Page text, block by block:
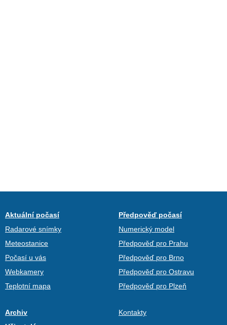
Aktuální počasí
Radarové snímky
Meteostanice
Počasí u vás
Webkamery
Teplotní mapa
Předpověď počasí
Numerický model
Předpověď pro Prahu
Předpověď pro Brno
Předpověď pro Ostravu
Předpověď pro Plzeň
Archiv
Kontakty